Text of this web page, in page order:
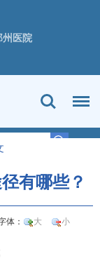
州医院
有哪些？
体： 大 小